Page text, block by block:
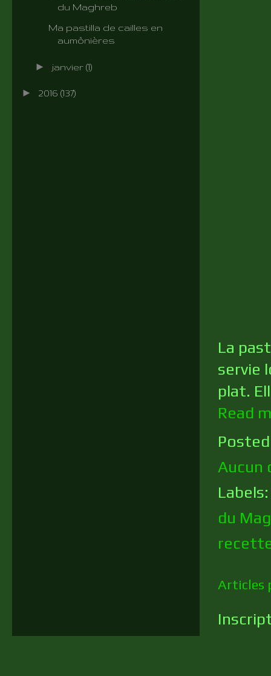
La
servie
plat.
Read
Aucun
du
Articles
du Maghreb
Ma pastilla de cailles en
aumônières
► janvier (1)
► 2016 (137)